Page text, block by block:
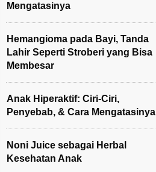
Mengatasinya
Hemangioma pada Bayi, Tanda
Lahir Seperti Stroberi yang Bisa
Membesar
Anak Hiperaktif: Ciri-Ciri,
Penyebab, & Cara Mengatasinya
Noni Juice sebagai Herbal
Kesehatan Anak